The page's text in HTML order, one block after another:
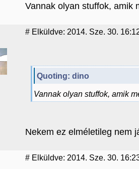
Vannak olyan stuffok, amik
# Elküldve: 2014. Sze. 30.
Quoting: dino
Vannak olyan stuffok, amik
Nekem ez elméletileg nem
# Elküldve: 2014. Sze. 30.